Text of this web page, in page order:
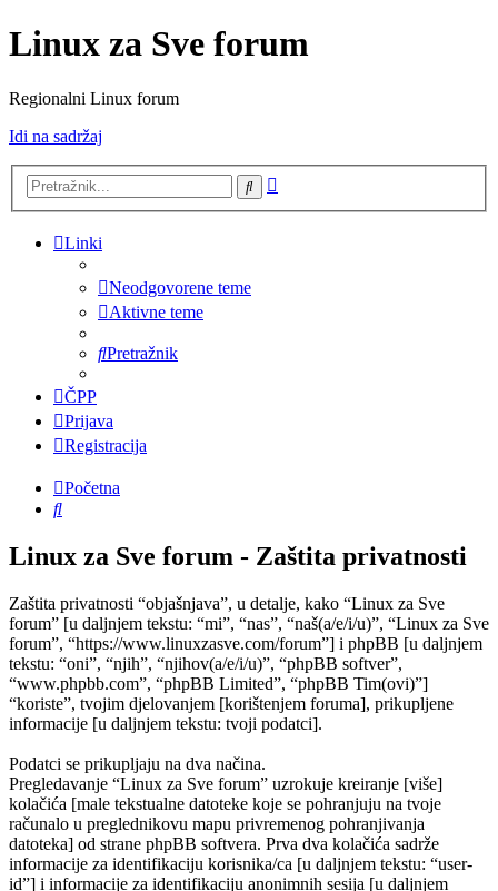
Linux za Sve forum
Regionalni Linux forum
Idi na sadržaj
Pretražnik
Linki
Neodgovorene teme
Aktivne teme
Pretražnik
ČPP
Prijava
Registracija
Početna
Pretražnik
Linux za Sve forum - Zaštita privatnosti
Zaštita privatnosti “objašnjava”, u detalje, kako “Linux za Sve
forum” [u daljnjem tekstu: “mi”, “nas”, “naš(a/e/i/u)”, “Linux za Sve
forum”, “https://www.linuxzasve.com/forum”] i phpBB [u daljnjem
tekstu: “oni”, “njih”, “njihov(a/e/i/u)”, “phpBB softver”,
“www.phpbb.com”, “phpBB Limited”, “phpBB Tim(ovi)”]
“koriste”, tvojim djelovanjem [korištenjem foruma], prikupljene
informacije [u daljnjem tekstu: tvoji podatci].
Podatci se prikupljaju na dva načina.
Pregledavanje “Linux za Sve forum” uzrokuje kreiranje [više]
kolačića [male tekstualne datoteke koje se pohranjuju na tvoje
računalo u preglednikovu mapu privremenog pohranjivanja
datoteka] od strane phpBB softvera. Prva dva kolačića sadrže
informacije za identifikaciju korisnika/ca [u daljnjem tekstu: “user-
id”] i informacije za identifikaciju anonimnih sesija [u daljnjem